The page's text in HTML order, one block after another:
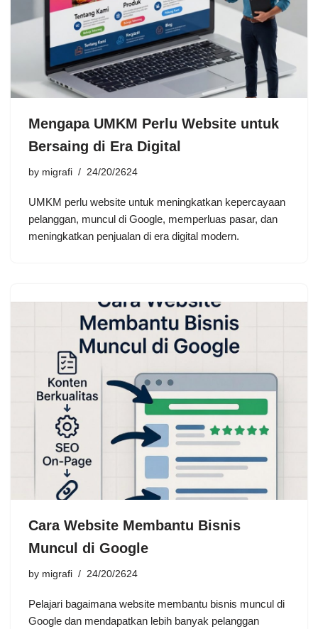
Mengapa UMKM Perlu Website untuk
Bersaing di Era Digital
by migrafi 24/20/2624
UMKM perlu website untuk meningkatkan kepercayaan
pelanggan, muncul di Google, memperluas pasar, dan
meningkatkan penjualan di era digital modern.
Cara Website Membantu Bisnis
Muncul di Google
by migrafi 24/20/2624
Pelajari bagaimana website membantu bisnis muncul di
Google dan mendapatkan lebih banyak pelanggan